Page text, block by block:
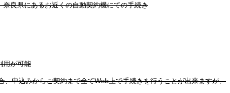
良県にあるお近くの自動契約機にての手続き
用が可能
申込みからご契約まで全てWeb上で手続きを行うことが出来ますが、